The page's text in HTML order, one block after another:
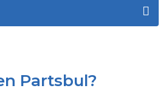
Partsbul?